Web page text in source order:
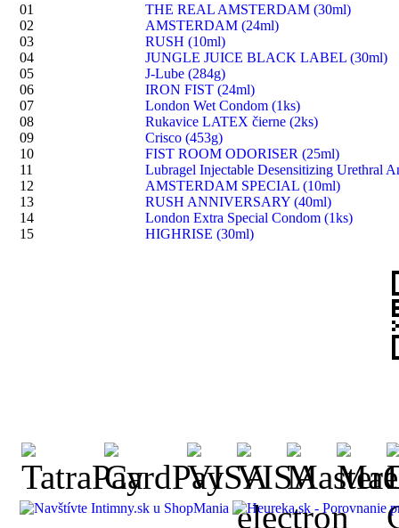
01
THE REAL AMSTERDAM (30ml)
02
AMSTERDAM (24ml)
03
RUSH (10ml)
04
JUNGLE JUICE BLACK LABEL (30ml)
05
J-Lube (284g)
06
IRON FIST (24ml)
07
London Wet Condom (1ks)
08
Rukavice LATEX čierne (2ks)
09
Crisco (453g)
10
FIST ROOM ODORISER (25ml)
11
Lubragel Injectable Desensitizing Urethral
12
AMSTERDAM SPECIAL (10ml)
13
RUSH ANNIVERSARY (40ml)
14
London Extra Special Condom (1ks)
15
HIGHRISE (30ml)